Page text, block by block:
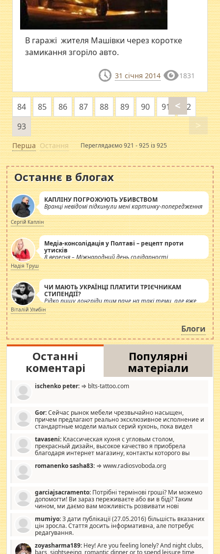
В гаражі жителя Машівки через коротке
замикання згоріло авто.
31 січня 2014 1831
Перша
<
84 85 86 87 88 89 90 91
92
93
>
Остання Переглядаємо 921 - 925 із 925
Останнє в блогах
КАПЛІНУ ПОГРОЖУЮТЬ УБИВСТВОМ
Вранці невідомі підкинули мені картинку-попередження
Сергій Каплін
Медіа-консолідація у Полтаві – рецепт проти
утисків
8 вересня – Міжнародний день солідарності
журналістів.
Надія Труш
ЧИ МАЮТЬ УКРАЇНЦІ ПЛАТИТИ ТРІЄЧНИКАМ
СТИПЕНДІЇ?
Рідко пишу лонгріди тим паче на такі теми, але вже
просто дістало! Обурюють сьогоднішні інсенуації
навколо стипендіального питання. Штучно
роздувається ще одна соціальна катастрофа.
Віталій Улибін
Блоги
Останні
коментарі
Популярні
матеріали
ischenko peter: ⇒ blts-tattoo.com
Gor:Сейчас рынок мебели чрезвычайно насыщен,
причем предлагают реально эксклюзивное исполнение и
стандартные модели малых серий кухонь, пока видел
стандартные формы, в MebelOk, креативненько и что главное -
со вкусом все в порядке, без ненужных наворотов удорожающих
мебель, а это не последний фактор.
tavaseni: Классическая кухня с угловым столом,
прекрасный дизайн, высокое качество я приобрела
благодаря интернет магазину, контакты которого вы
romanenko sasha83: ⇒ www.radiosvoboda.org
garciajsacramento: Потрібні термінові гроші? Ми можемо
допомогти! Ви зараз переживаєте або ви в біді? Таким
чином, ми даємо вам можливість розвивати нові
допомагати людям, які намагаються дати їм шанс. Кожен
заслуговує на другий шанс, і, оскільки влада не зможе, вони
повинні приймати від інших. Для нас нема багато суми, і зрілість
витрат, а тільки узгоджених сум і нічого іншого. Не чекайте і не
mumiyo:З дати публікації (27.05.2016) більшість вказаних
цін зросла. Стаття досить інформативна, але потребує
редагування.
zoyasharma189: Hey! Are you feeling lonely? And night clubs,